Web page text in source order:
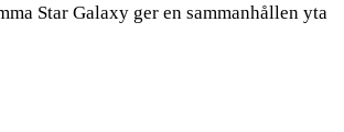
Star Galaxy ger en sammanhållen yta